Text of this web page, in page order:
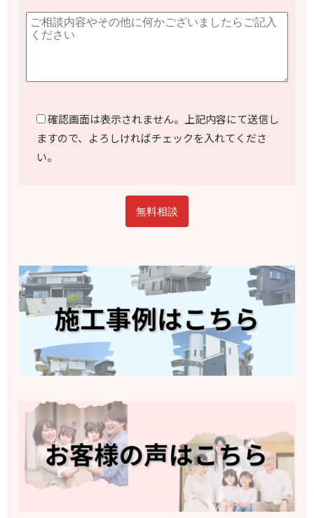
確認画面は表示されません。上記内容にて送信し
ますので、よろしければチェックを入れてくださ
い。